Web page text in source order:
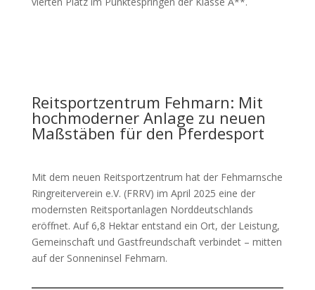
Reitsportzentrum Fehmarn: Mit
hochmoderner Anlage zu neuen
Maßstäben für den Pferdesport
Mit dem neuen Reitsportzentrum hat der Fehmarnsche
Ringreiterverein e.V. (FRRV) im April 2025 eine der
modernsten Reitsportanlagen Norddeutschlands
eröffnet. Auf 6,8 Hektar entstand ein Ort, der Leistung,
Gemeinschaft und Gastfreundschaft verbindet – mitten
auf der Sonneninsel Fehmarn.